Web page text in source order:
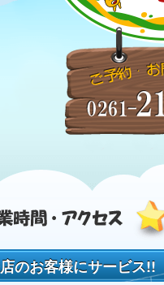
お客様にサービス!!